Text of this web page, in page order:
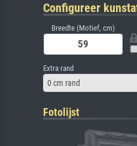
Configureer
Breedte (Motief, cm)
Extra rand
0 cm rand
Fotolijst